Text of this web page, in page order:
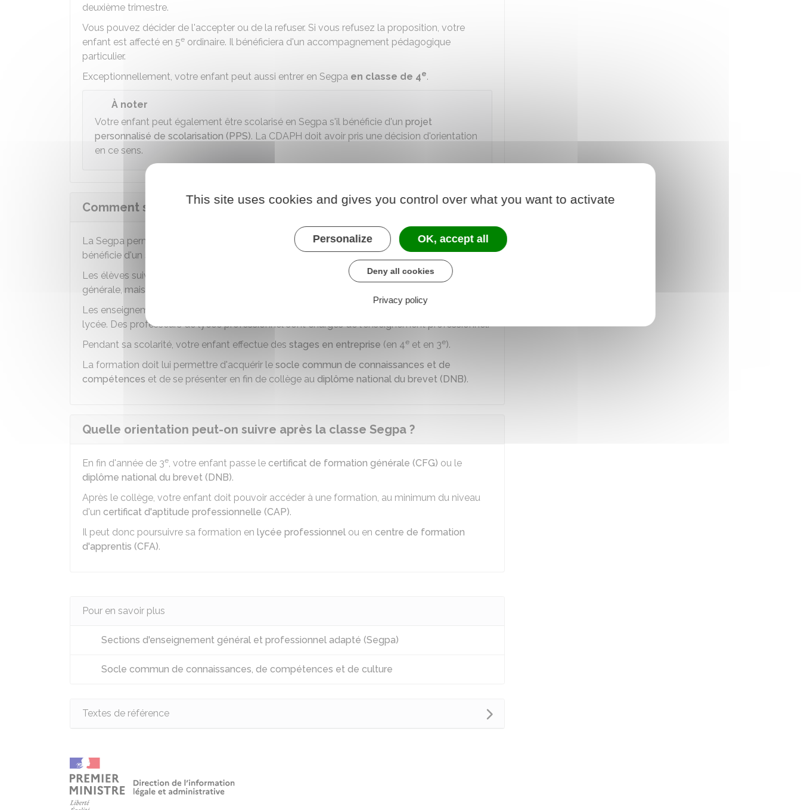
deuxième trimestre.
Vous pouvez décider de l'accepter ou de la refuser. Si vous refusez la proposition, votre
enfant est affecté en 5e ordinaire. Il bénéficiera d'un accompagnement pédagogique
particulier.
Exceptionnellement, votre enfant peut aussi entrer en Segpa en classe de 4e.
À noter
Votre enfant peut également être scolarisé en Segpa s'il bénéficie d'un projet
personnalisé de scolarisation (PPS). La CDAPH doit avoir pris une décision d'orientation
en ce sens.
Comment se déroule la scolarité en classe Segpa ?
La Segpa permet à votre enfant de suivre des enseignements adaptés à ses difficultés. Il
bénéficie d'un suivi individualisé.
Les élèves suivent les mêmes programmes d'enseignement que leurs camarades de section
générale, mais avec des adaptations et des aménagements.
Les enseignements généraux sont assurés par des professeurs des écoles, de collège ou de
lycée. Des professeurs de lycée professionnel sont chargés de l'enseignement professionnel.
Pendant sa scolarité, votre enfant effectue des stages en entreprise (en 4e et en 3e).
La formation doit lui permettre d'acquérir le socle commun de connaissances et de
compétences et de se présenter en fin de collège au diplôme national du brevet (DNB).
Quelle orientation peut-on suivre après la classe Segpa ?
En fin d'année de 3e, votre enfant passe le certificat de formation générale (CFG) ou le
diplôme national du brevet (DNB).
Après le collège, votre enfant doit pouvoir accéder à une formation, au minimum du niveau
d'un certificat d'aptitude professionnelle (CAP).
Il peut donc poursuivre sa formation en lycée professionnel ou en centre de formation
d'apprentis (CFA).
Pour en savoir plus
Sections d'enseignement général et professionnel adapté (Segpa)
Socle commun de connaissances, de compétences et de culture
Textes de référence
This site uses cookies and gives you control over what you want to activate
Personalize OK, accept all
Deny all cookies
Privacy policy